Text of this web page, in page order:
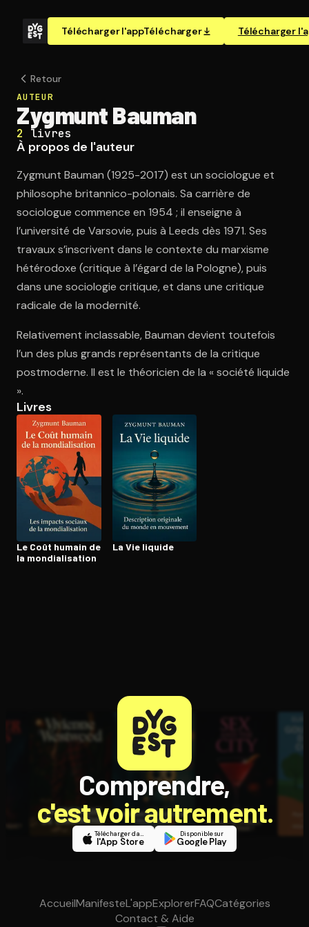
Télécharger l'appTélécharger Télécharger
Ouvre l'app Appareil photo, pointe sur le code. C'est gratuit à
Retour
AUTEUR
Zygmunt Bauman
2 livres
À propos de l'auteur
Zygmunt Bauman (1925-2017) est un sociologue et
philosophe britannico-polonais. Sa carrière de
sociologue commence en 1954 ; il enseigne à
l’université de Varsovie, puis à Leeds dès 1971. Ses
travaux s’inscrivent dans le contexte du marxisme
hétérodoxe (critique à l’égard de la Pologne), puis
dans une sociologie critique, et dans une critique
radicale de la modernité.
Relativement inclassable, Bauman devient toutefois
l’un des plus grands représentants de la critique
postmoderne. Il est le théoricien de la « société liquide
».
Livres
Le Coût humain de
la mon­dia­li­sa­tion
La Vie liquide
Comprendre,
c'est voir autrement.
Télécharger dans
l'App Store
Disponible sur
Google Play
AccueilManifesteL'appExplorerFAQCatégories
Contact & Aide